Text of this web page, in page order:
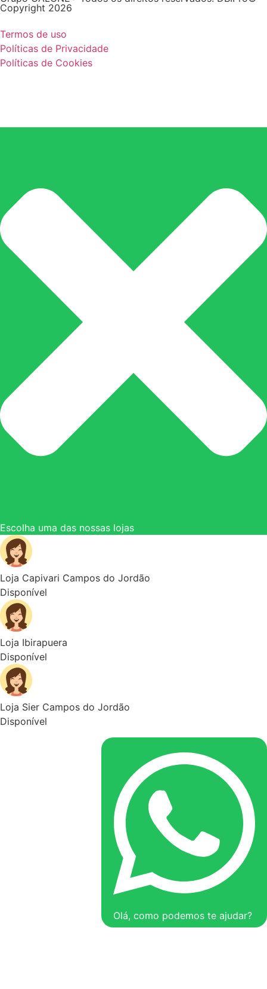
Copyright 2026
Termos de uso
Políticas de Privacidade
Políticas de Cookies
Escolha uma das nossas lojas
Loja Capivari Campos do Jordão
Disponível
Loja Ibirapuera
Disponível
Loja Sier Campos do Jordão
Disponível
Olá, como podemos te ajudar?